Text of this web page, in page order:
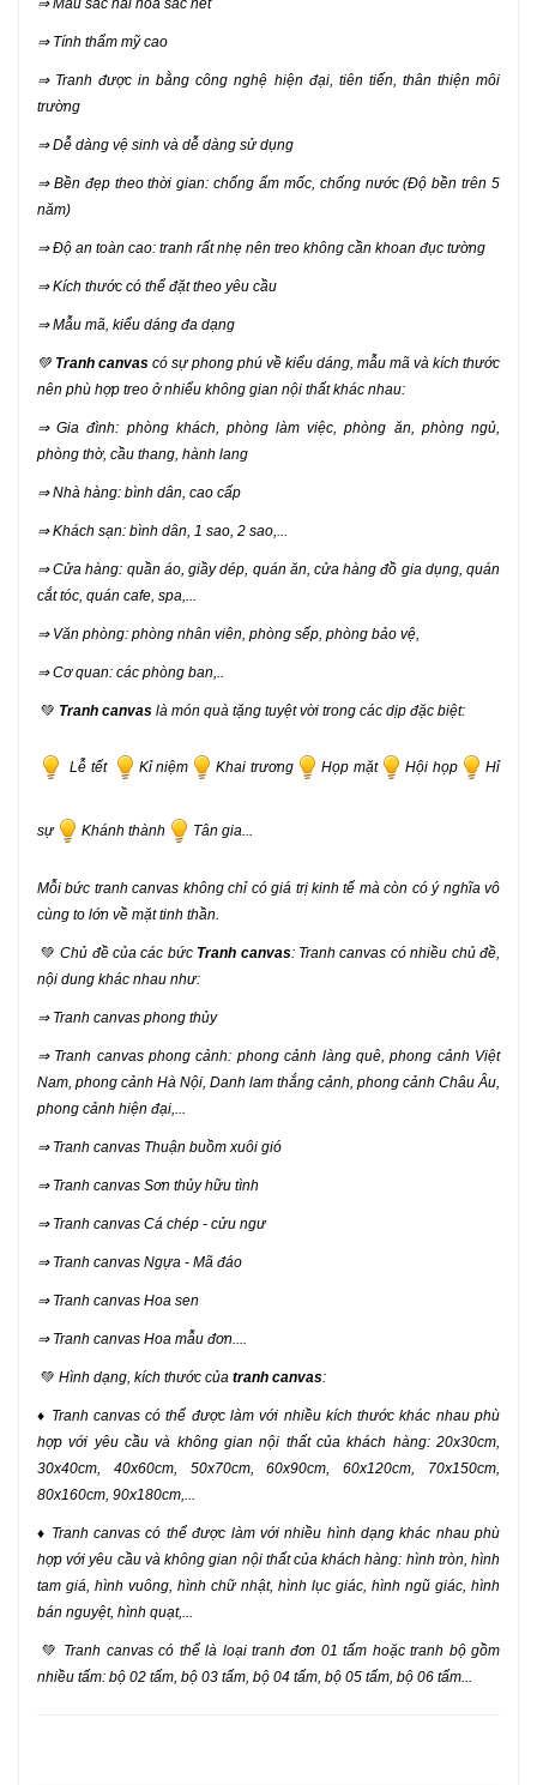
⇒ Màu sắc hài hòa sắc nét
⇒ Tính thẩm mỹ cao
⇒ Tranh được in bằng công nghệ hiện đại, tiên tiến, thân thiện môi
trường
⇒ Dễ dàng vệ sinh và dễ dàng sử dụng
⇒ Bền đẹp theo thời gian: chống ẩm mốc, chống nước (Độ bền trên 5
năm)
⇒ Độ an toàn cao: tranh rất nhẹ nên treo không cần khoan đục tường
⇒ Kích thước có thể đặt theo yêu cầu
⇒ Mẫu mã, kiểu dáng đa dạng
💚 Tranh canvas có sự phong phú về kiểu dáng, mẫu mã và kích thước
nên phù hợp treo ở nhiểu không gian nội thất khác nhau:
⇒ Gia đình: phòng khách, phòng làm việc, phòng ăn, phòng ngủ,
phòng thờ, cầu thang, hành lang
⇒ Nhà hàng: bình dân, cao cấp
⇒ Khách sạn: bình dân, 1 sao, 2 sao,...
⇒ Cửa hàng: quần áo, giầy dép, quán ăn, cửa hàng đồ gia dụng, quán
cắt tóc, quán cafe, spa,...
⇒ Văn phòng: phòng nhân viên, phòng sếp, phòng bảo vệ,
⇒ Cơ quan: các phòng ban,..
💚 Tranh canvas là món quà tặng tuyệt vời trong các dịp đặc biệt:
Lễ tết Kỉ niệm Khai trương Họp mặt Hội họp Hỉ
sự Khánh thành Tân gia...
Mỗi bức tranh canvas không chỉ có giá trị kinh tế mà còn có ý nghĩa vô
cùng to lớn về mặt tinh thần.
💚 Chủ đề của các bức Tranh canvas: Tranh canvas có nhiều chủ đề,
nội dung khác nhau như:
⇒ Tranh canvas phong thủy
⇒ Tranh canvas phong cảnh: phong cảnh làng quê, phong cảnh Việt
Nam, phong cảnh Hà Nội, Danh lam thắng cảnh, phong cảnh Châu Âu,
phong cảnh hiện đại,...
⇒ Tranh canvas Thuận buồm xuôi gió
⇒ Tranh canvas Sơn thủy hữu tình
⇒ Tranh canvas Cá chép - cửu ngư
⇒ Tranh canvas Ngựa - Mã đáo
⇒ Tranh canvas Hoa sen
⇒ Tranh canvas Hoa mẫu đơn....
💚 Hình dạng, kích thước của tranh canvas:
♦ Tranh canvas có thể được làm với nhiều kích thước khác nhau phù
hợp với yêu cầu và không gian nội thất của khách hàng: 20x30cm,
30x40cm, 40x60cm, 50x70cm, 60x90cm, 60x120cm, 70x150cm,
80x160cm, 90x180cm,...
♦ Tranh canvas có thể được làm với nhiều hình dạng khác nhau phù
hợp với yêu cầu và không gian nội thất của khách hàng: hình tròn, hình
tam giá, hình vuông, hình chữ nhật, hình lục giác, hình ngũ giác, hình
bán nguyệt, hình quạt,...
💚 Tranh canvas có thể là loại tranh đơn 01 tấm hoặc tranh bộ gồm
nhiều tấm: bộ 02 tấm, bộ 03 tấm, bộ 04 tấm, bộ 05 tấm, bộ 06 tấm...